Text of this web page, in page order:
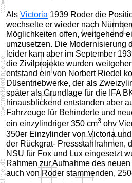
Als Victoria 1939 Roder die
wechselte er wieder nach
Möglichkeiten offen, weitgehend
umzusetzen. Die Modernisierung
leider kam aber im September
die Zivilprojekte wurden
entstand ein von Norbert Riedel
Düsentriebwerke, der als
später als Grundlage für die IFA
hinausblickend entstanden aber
Fahrzeuge für Behinderte und
ein einzylindriger 350 cm3ohv
350er Einzylinder von Victoria
der Rückgrat- Pressstahlrahmen,
NSU für Fox und Lux eingesetzt
Rahmen zur Aufnahme des
auch von Roder stammenden,